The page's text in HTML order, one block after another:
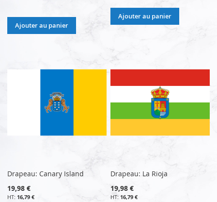
Ajouter au panier
Ajouter au panier
Drapeau: Canary Island
19,98 €
16,79 €
Drapeau: La Rioja
19,98 €
16,79 €